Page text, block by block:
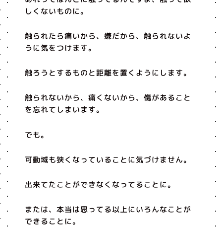
しくないものに。
触られたら痛いから、嫌だから、触られないよ
うに気をつけます。
触ろうとするものと距離を置くようにします。
触られないから、痛くないから、傷があること
を忘れてしまいます。
でも。
可動域も狭くなっていることに気づけません。
出来てたことができなくなってることに。
または、本当は思ってる以上にいろんなことが
できることに。